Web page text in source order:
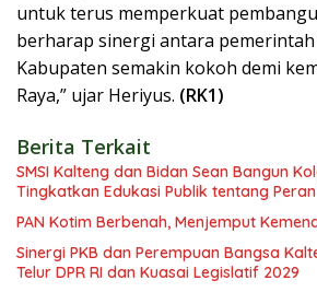
untuk terus memperkuat
berharap sinergi antara
Kabupaten semakin kokoh demi
Raya,” ujar Heriyus. (RK1)
Berita Terkait
SMSI Kalteng dan Bidan Sean Bangun
Tingkatkan Edukasi Publik tentang Peran
PAN Kotim Berbenah, Menjemput
Sinergi PKB dan Perempuan Bangsa
Telur DPR RI dan Kuasai Legislatif 2029